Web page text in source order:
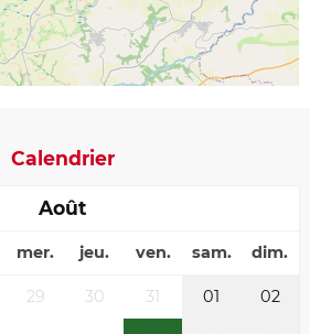
Calendrier
Août
mer. jeu. ven. sam. dim.
29 30 31 01 02